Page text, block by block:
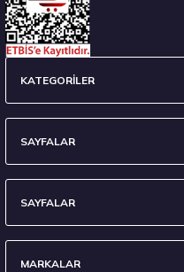
KATEGORİLER
SAYFALAR
SAYFALAR
MARKALAR